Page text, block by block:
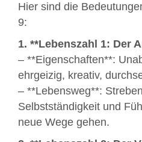
Hier sind die
9:
1. **Lebenszahl 1: Der
– **Eigenschaften**:
ehrgeizig, kreativ,
– **Lebensweg**:
Selbstständigkeit und
neue Wege gehen.